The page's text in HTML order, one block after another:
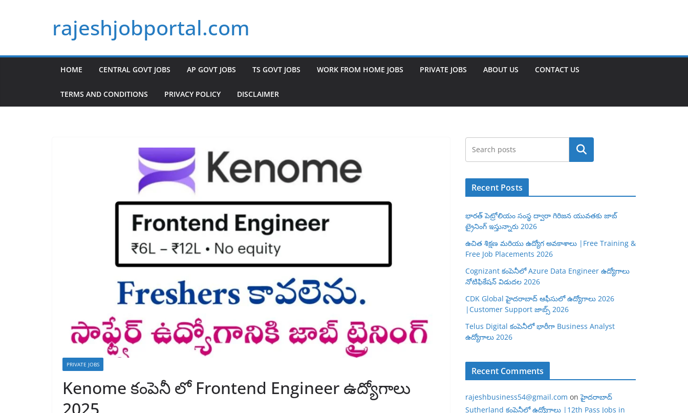
rajeshjobportal.com
HOME CENTRAL GOVT JOBS AP GOVT JOBS TS GOVT JOBS WORK FROM HOME JOBS PRIVATE JOBS ABOUT US CONTACT US
TERMS AND CONDITIONS PRIVACY POLICY DISCLAIMER
PRIVATE JOBS
Kenome కంపెనీ లో Frontend Engineer ఉద్యోగాలు
Search
Recent Posts
భారత్ పెట్రోలియం సంస్థ ద్వారా గిరిజన యువతకు జాబ్
ట్రైనింగ్ ఇస్తున్నారు 2026
ఉచిత శిక్షణ మరియు ఉద్యోగ అవకాశాలు |Free Training &
Free Job Placements 2026
Cognizant కంపెనీలో Azure Data Engineer ఉద్యోగాలు
నోటిఫికేషన్ విడుదల 2026
CDK Global హైదరాబాద్ ఆఫీసులో ఉద్యోగాలు 2026
|Customer Support జాబ్స్ 2026
Telus Digital కంపెనీలో భారీగా Business Analyst
ఉద్యోగాలు 2026
Recent Comments
rajeshbusiness54@gmail.com onహైదరాబాద్
Sutherland కంపెనీలో ఉద్యోగాలు |12th Pass Jobs in